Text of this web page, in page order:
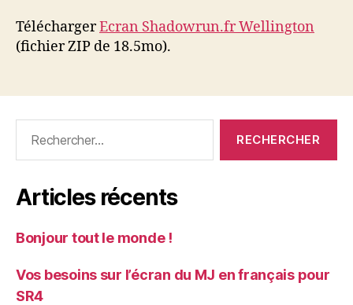
TéléchargerEcran Shadowrun.fr Wellington
(fichier ZIP de 18.5mo).
Articles récents
Bonjour tout le monde !
Vos besoins sur l’écran du MJ en français pour
SR4